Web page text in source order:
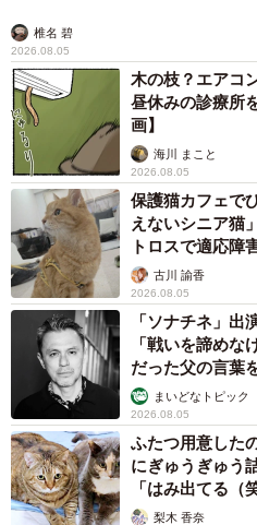
椎名 碧
2026.08.05
木の枝？エアコ
昼休みの診療所
画】
海川 まこと
2026.08.05
保護猫カフェで
えないシニア猫
トロスで適応障
古川 諭香
2026.08.05
「ソナチネ」
「戦いを諦め
だった父の言葉
まいどなトピック
2026.08.05
ふたつ用意した
にぎゅうぎゅう
「はみ出てる（
梨木 香奈